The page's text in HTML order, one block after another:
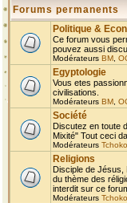
Forums permanents
Politique &
Ce forum vous
pouvez aussi
Modérateurs BM
Egyptologie
Vous etes
civilisations.
Modérateurs BM
Société
Discutez en toute
Mixité" Tout ceci
Modérateurs Tchoko
Religions
Disciple de Jésus,
du thème des
interdit sur ce
Modérateurs Tchoko